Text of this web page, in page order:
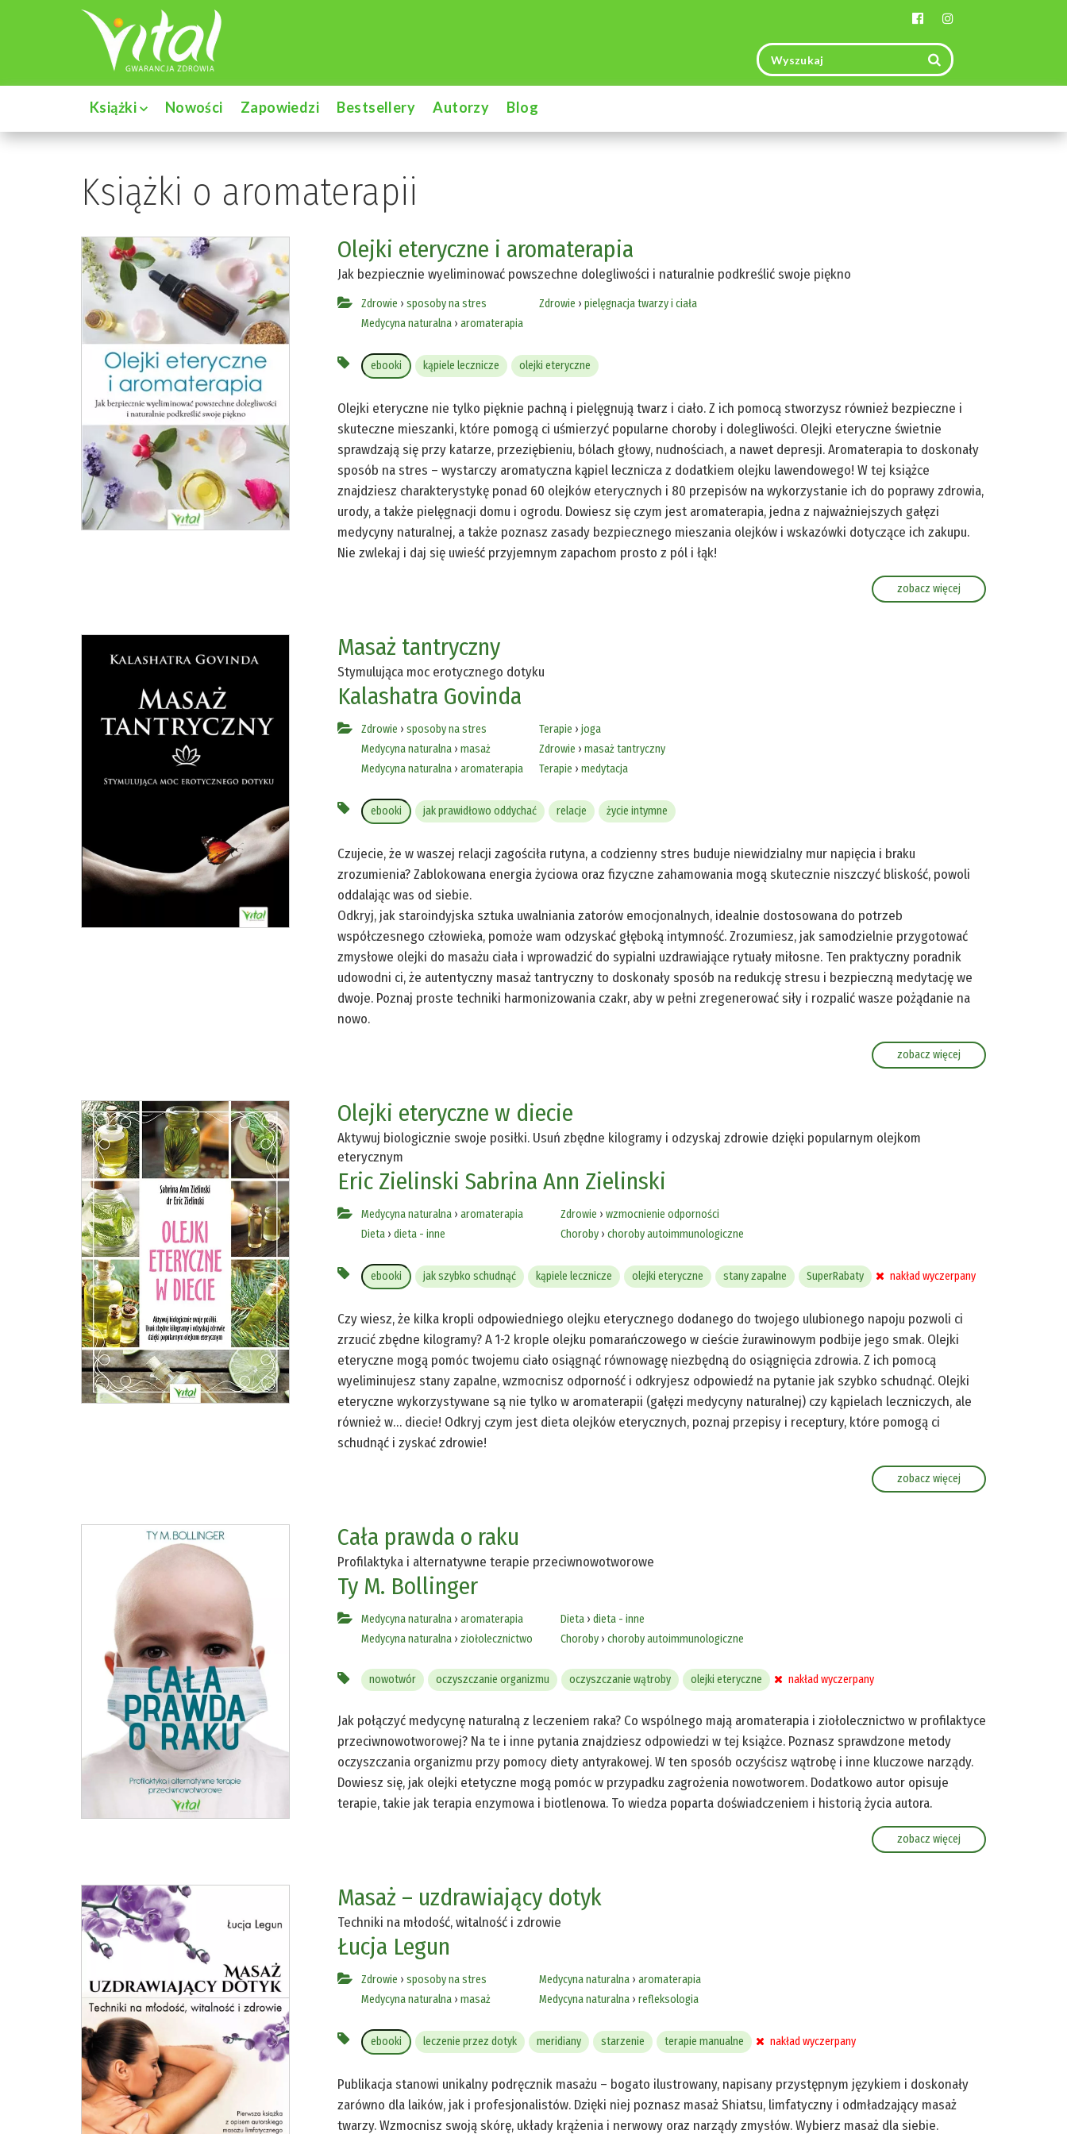
Książki Nowości Zapowiedzi Bestsellery Autorzy Blog
Książki o aromaterapii
Olejki eteryczne i aromaterapia
Jak bezpiecznie wyeliminować powszechne dolegliwości i naturalnie podkreślić swoje piękno
Zdrowie › sposoby na stres
Medycyna naturalna› aromaterapia
Zdrowie › pielęgnacja twarzy i ciała
ebooki kąpiele lecznicze olejki eteryczne
Olejki eteryczne nie tylko pięknie pachną i pielęgnują twarz i ciało. Z ich pomocą stworzysz również bezpieczne i
skuteczne mieszanki, które pomogą ci uśmierzyć popularne choroby i dolegliwości. Olejki eteryczne świetnie
sprawdzają się przy katarze, przeziębieniu, bólach głowy, nudnościach, a nawet depresji. Aromaterapia to doskonały
sposób na stres – wystarczy aromatyczna kąpiel lecznicza z dodatkiem olejku lawendowego! W tej książce
znajdziesz charakterystykę ponad 60 olejków eterycznych i 80 przepisów na wykorzystanie ich do poprawy zdrowia,
urody, a także pielęgnacji domu i ogrodu. Dowiesz się czym jest aromaterapia, jedna z najważniejszych gałęzi
medycyny naturalnej, a także poznasz zasady bezpiecznego mieszania olejków i wskazówki dotyczące ich zakupu.
Nie zwlekaj i daj się uwieść przyjemnym zapachom prosto z pól i łąk!
zobacz więcej
Masaż tantryczny
Stymulująca moc erotycznego dotyku
Kalashatra Govinda
Zdrowie › sposoby na stres
Medycyna naturalna› masaż
Medycyna naturalna› aromaterapia
Terapie › joga
Zdrowie › masaż tantryczny
Terapie › medytacja
ebooki jak prawidłowo oddychać relacje życie intymne
Czujecie, że w waszej relacji zagościła rutyna, a codzienny stres buduje niewidzialny mur napięcia i braku
zrozumienia? Zablokowana energia życiowa oraz fizyczne zahamowania mogą skutecznie niszczyć bliskość, powoli
oddalając was od siebie.
Odkryj, jak staroindyjska sztuka uwalniania zatorów emocjonalnych, idealnie dostosowana do potrzeb
współczesnego człowieka, pomoże wam odzyskać głęboką intymność. Zrozumiesz, jak samodzielnie przygotować
zmysłowe olejki do masażu ciała i wprowadzić do sypialni uzdrawiające rytuały miłosne. Ten praktyczny poradnik
udowodni ci, że autentyczny masaż tantryczny to doskonały sposób na redukcję stresu i bezpieczną medytację we
dwoje. Poznaj proste techniki harmonizowania czakr, aby w pełni zregenerować siły i rozpalić wasze pożądanie na
nowo.
zobacz więcej
Olejki eteryczne w diecie
Aktywuj biologicznie swoje posiłki. Usuń zbędne kilogramy i odzyskaj zdrowie dzięki popularnym olejkom
eterycznym
Eric Zielinski Sabrina Ann Zielinski
Medycyna naturalna› aromaterapia
Dieta› dieta - inne
Zdrowie › wzmocnienie odporności
Choroby› choroby autoimmunologiczne
ebooki jak szybko schudnąć kąpiele lecznicze olejki eteryczne stany zapalne SuperRabaty nakład wyczerpany
Czy wiesz, że kilka kropli odpowiedniego olejku eterycznego dodanego do twojego ulubionego napoju pozwoli ci
zrzucić zbędne kilogramy? A 1-2 krople olejku pomarańczowego w cieście żurawinowym podbije jego smak. Olejki
eteryczne mogą pomóc twojemu ciało osiągnąć równowagę niezbędną do osiągnięcia zdrowia. Z ich pomocą
wyeliminujesz stany zapalne, wzmocnisz odporność i odkryjesz odpowiedź na pytanie jak szybko schudnąć. Olejki
eteryczne wykorzystywane są nie tylko w aromaterapii (gałęzi medycyny naturalnej) czy kąpielach leczniczych, ale
również w… diecie! Odkryj czym jest dieta olejków eterycznych, poznaj przepisy i receptury, które pomogą ci
schudnąć i zyskać zdrowie!
zobacz więcej
Cała prawda o raku
Profilaktyka i alternatywne terapie przeciwnowotworowe
Ty M. Bollinger
Medycyna naturalna› aromaterapia
Medycyna naturalna› ziołolecznictwo
Dieta› dieta - inne
Choroby› choroby autoimmunologiczne
nowotwór oczyszczanie organizmu oczyszczanie wątroby olejki eteryczne nakład wyczerpany
Jak połączyć medycynę naturalną z leczeniem raka? Co wspólnego mają aromaterapia i ziołolecznictwo w profilaktyce
przeciwnowotworowej? Na te i inne pytania znajdziesz odpowiedzi w tej książce. Poznasz sprawdzone metody
oczyszczania organizmu przy pomocy diety antyrakowej. W ten sposób oczyścisz wątrobę i inne kluczowe narządy.
Dowiesz się, jak olejki etetyczne mogą pomóc w przypadku zagrożenia nowotworem. Dodatkowo autor opisuje
terapie, takie jak terapia enzymowa i biotlenowa. To wiedza poparta doświadczeniem i historią życia autora.
zobacz więcej
Masaż – uzdrawiający dotyk
Techniki na młodość, witalność i zdrowie
Łucja Legun
Zdrowie › sposoby na stres
Medycyna naturalna› masaż
Medycyna naturalna› aromaterapia
Medycyna naturalna› refleksologia
ebooki leczenie przez dotyk meridiany starzenie terapie manualne nakład wyczerpany
Publikacja stanowi unikalny podręcznik masażu – bogato ilustrowany, napisany przystępnym językiem i doskonały
zarówno dla laików, jak i profesjonalistów. Dzięki niej poznasz masaż Shiatsu, limfatyczny i odmładzający masaż
twarzy. Wzmocnisz swoją skórę, układy krążenia i nerwowy oraz narządy zmysłów. Wybierz masaż dla siebie.